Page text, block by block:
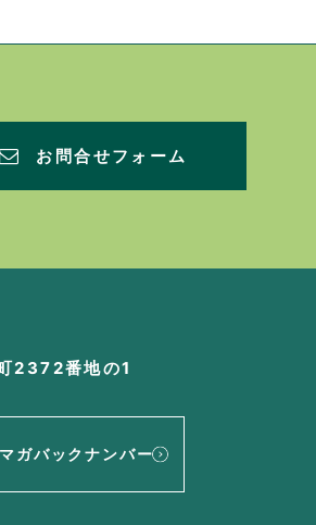
お問合せフォーム
2372番地の1
ガバックナンバー